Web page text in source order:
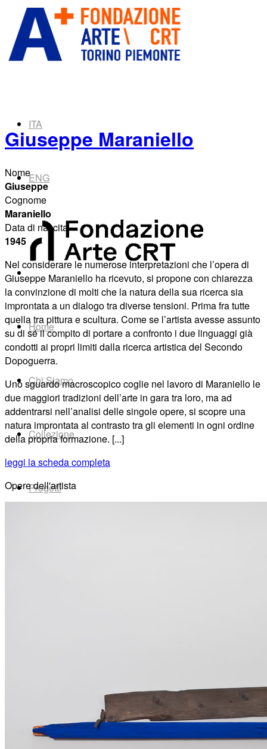
ITA
ENG
Home
Chi Siamo
Collezione
Progetti
Giuseppe Maraniello
Nome
Giuseppe
Cognome
Maraniello
Data di nascita
1945
Nel considerare le numerose interpretazioni che l’opera di
Giuseppe Maraniello ha ricevuto, si propone con chiarezza
la convinzione di molti che la natura della sua ricerca sia
improntata a un dialogo tra diverse tensioni. Prima fra tutte
quella tra pittura e scultura. Come se l’artista avesse assunto
su di sé il compito di portare a confronto i due linguaggi già
condotti ai propri limiti dalla ricerca artistica del Secondo
Dopoguerra.
Uno sguardo macroscopico coglie nel lavoro di Maraniello le
due maggiori tradizioni dell’arte in gara tra loro, ma ad
addentrarsi nell’analisi delle singole opere, si scopre una
natura improntata al contrasto tra gli elementi in ogni ordine
della propria formazione. [...]
leggi la scheda completa
Opere dell'artista